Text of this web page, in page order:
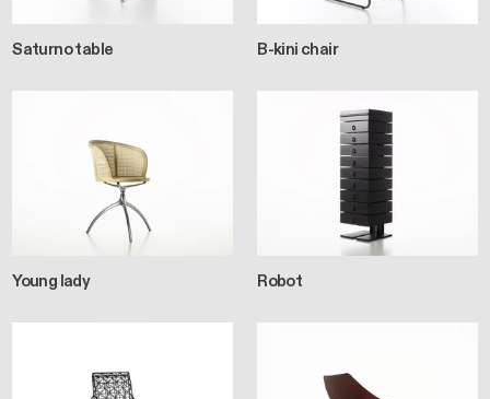
Saturno table B-kini chair
Young lady Robot